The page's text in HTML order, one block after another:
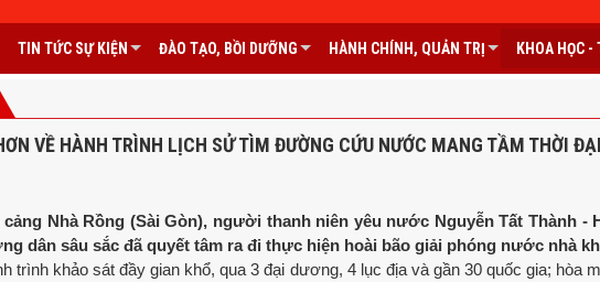
TIN TỨC SỰ KIỆN ĐÀO TẠO, BỒI DƯỠNG HÀNH CHÍNH, QUẢN TRỊ KHOA HỌC
VỀ HÀNH TRÌNH LỊCH SỬ TÌM ĐƯỜNG CỨU NƯỚC MANG TẦM THỜI
Nhà Rồng (Sài Gòn), người thanh niên yêu nước Nguyễn Tất Thành -
dân sâu sắc đã quyết tâm ra đi thực hiện hoài bão giải phóng nước nhà
khảo sát đầy gian khổ, qua 3 đại dương, 4 lục địa và gần 30 quốc gia; hòa